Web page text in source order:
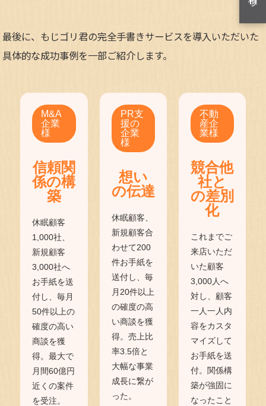
最後に、もじゴリ君の完全手書きサービスを導入いただいた
具体的な成功事例を一部ご紹介します。
M&A
企業
様
信頼関
係の構
築
休眠顧客
1,000社、
新規顧客
3,000社へ
お手紙を送
付し、毎月
50件以上の
確度の高い
商談を獲
得。最大で
月間60億円
近くの案件
を受注。
PR支
援の
企業
様
想い
の伝達
休眠顧客、
新規顧客合
わせて200
件お手紙を
送付し、毎
月20件以上
の確度の高
い商談を獲
得。売上比
率3.5倍と
大幅な事業
成長に繋が
った。
不動
産企
業様
競合他
社と
の差別
化
これまでご
来店いただ
いた顧客
3,000人へ
対し、顧客
一人一人内
容をカスタ
マイズして
お手紙を送
付。関係構
築が強固に
なったこと